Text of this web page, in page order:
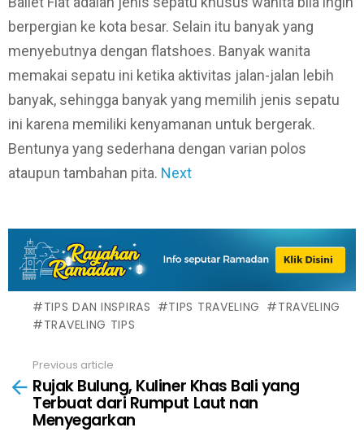
berpergian ke kota besar. Selain itu banyak yang
menyebutnya dengan flatshoes. Banyak wanita
memakai sepatu ini ketika aktivitas jalan-jalan lebih
banyak, sehingga banyak yang memilih jenis sepatu
ini karena memiliki kenyamanan untuk bergerak.
Bentunya yang sederhana dengan varian polos
ataupun tambahan pita. Next
TIPS DAN INSPIRAS TIPS TRAVELING
TRAVELING
TRAVELING TIPS
more
Previous article
Rujak Bulung, Kuliner Khas Bali yang
Terbuat dari Rumput Laut nan
Menyegarkan